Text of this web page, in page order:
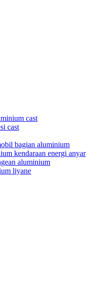
cast
cast
bagian aluminium
kendaraan energi anyar
aluminium
liyane